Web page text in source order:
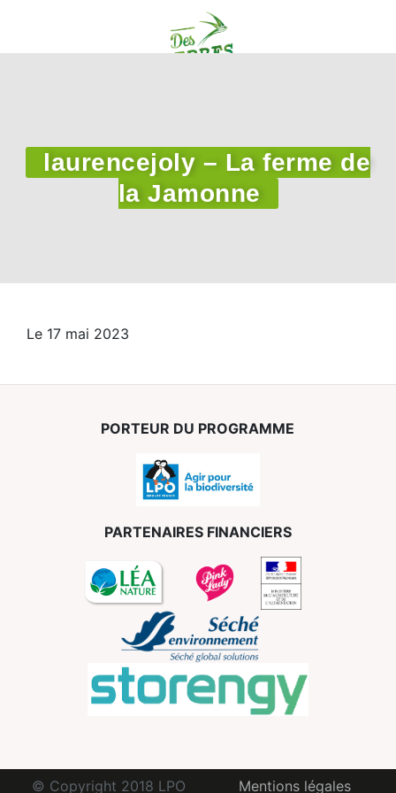
laurencejoly – La ferme de
la Jamonne
Le 17 mai 2023
PORTEUR DU PROGRAMME
PARTENAIRES FINANCIERS
© Copyright 2018 LPO Mentions légales